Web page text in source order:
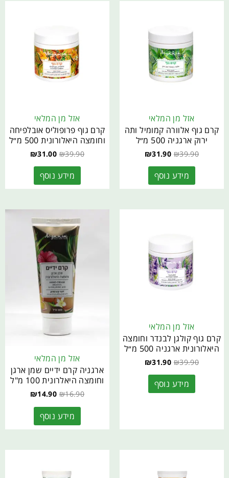
אזל מן המלאי
קרם גוף אלוורה קמומיל ותה
ירוק ארגניה 500 מ״ל
₪39.90
₪31.90
מידע נוסף
אזל מן המלאי
קרם גוף פרופוליס אובלפיחה
וחומצה היאלורונית 500 מ״ל
₪39.90
₪31.00
מידע נוסף
אזל מן המלאי
קרם גוף קולגן לבנדר וחומצה
היאלורונית ארגניה 500 מ״ל
₪39.90
₪31.90
מידע נוסף
אזל מן המלאי
ארגניה קרם ידיים שמן ארגן
וחומצה היאלרונית 100 מ"ל
₪16.90
₪14.90
מידע נוסף